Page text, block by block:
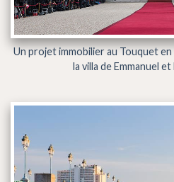
Un projet immobilier au Touquet
la villa de Emmanuel